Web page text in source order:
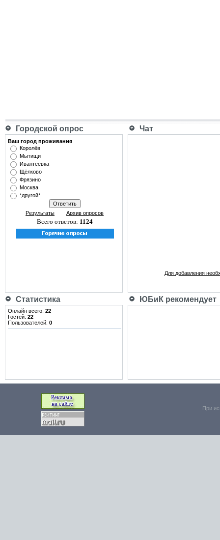
Городской опрос Чат
Ваш город проживания
Королёв
Мытищи
Ивантеевка
Щёлково
Фрязино
Москва
*другой*
Результаты Архив опросов
Всего ответов: 1124
Для добавления
Статистика ЮБиК рекомендует
Онлайн всего: 22
Гостей: 22
Пользователей: 0
При